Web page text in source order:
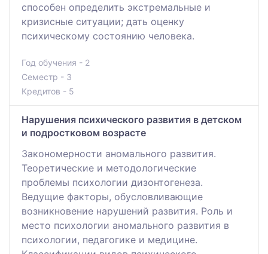
способен определить экстремальные и
кризисные ситуации; дать оценку
психическому состоянию человека.
Год обучения - 2
Семестр - 3
Кредитов - 5
Нарушения психического развития в детском
и подростковом возрасте
Закономерности аномального развития.
Теоретические и методологические
проблемы психологии дизонтогенеза.
Ведущие факторы, обусловливающие
возникновение нарушений развития. Роль и
место психологии аномального развития в
психологии, педагогике и медицине.